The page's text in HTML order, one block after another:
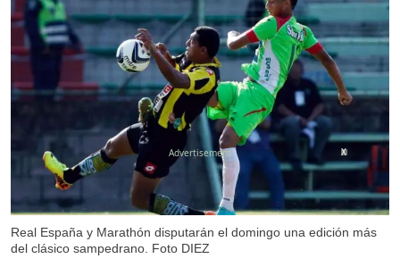
Real España y Marathón disputarán el domingo una edición más
del clásico sampedrano. Foto DIEZ
X